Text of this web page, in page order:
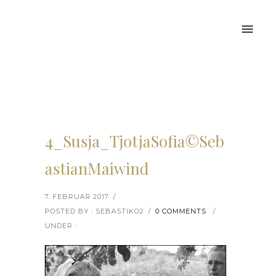
4_Susja_TjotjaSofia©Seb
astianMaiwind
7. FEBRUAR 2017 /
POSTED BY : SEBASTIKO2 / 0 COMMENTS
/
UNDER :